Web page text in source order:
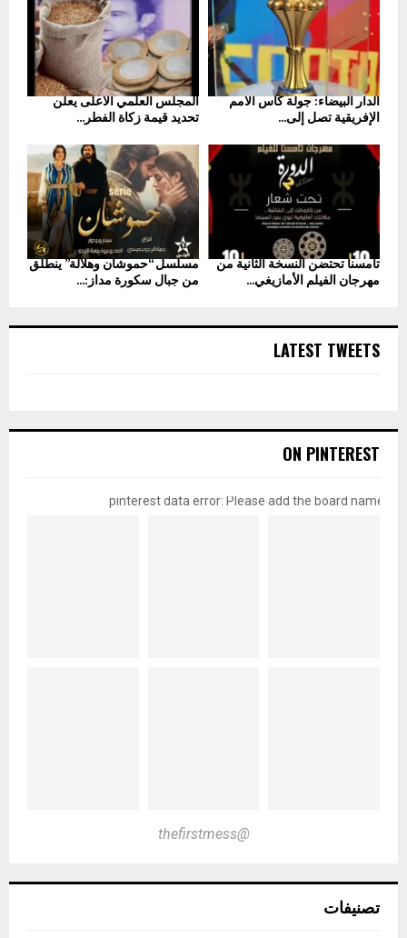
المجلس العلمي الأعلى يعلن
تحديد قيمة زكاة الفطر...
الدار البيضاء: جولة كأس الأمم
الإفريقية تصل إلى...
مسلسل “حموشان وهلالة” ينطلق
من جبال سكورة مداز:...
تامسنا تحتضن النسخة الثانية من
مهرجان الفيلم الأمازيغي...
LATEST TWEETS
ON PINTEREST
pinterest data error: Please add the board name
@thefirstmess
تصنيفات